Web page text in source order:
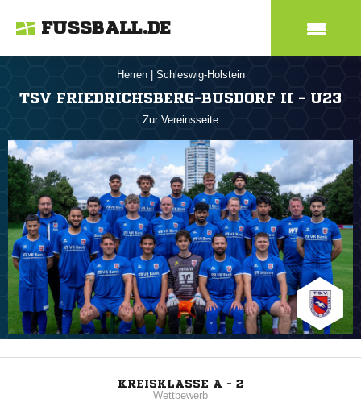
FUSSBALL.DE
Herren Schleswig-Holstein
TSV FRIEDRICHSBERG-BUSDORF II - U23
Zur Vereinsseite
KREISKLASSE A - 2
Wettbewerb